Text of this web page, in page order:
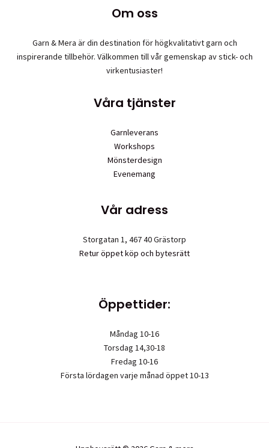
Om oss
Garn & Mera är din destination för högkvalitativt garn och
inspirerande tillbehör. Välkommen till vår gemenskap av stick- och
virkentusiaster!
Våra tjänster
Garnleverans
Workshops
Mönsterdesign
Evenemang
Vår adress
Storgatan 1, 467 40 Grästorp
Retur öppet köp och bytesrätt
Öppettider:
Måndag 10-16
Torsdag 14,30-18
Fredag 10-16
Första lördagen varje månad öppet 10-13